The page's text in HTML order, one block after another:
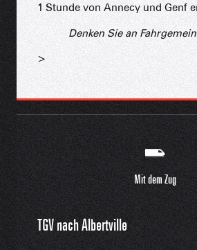
1 Stunde von Annecy und Genf
Denken Sie an
>
Mit dem Zug
TGV nach Albertville